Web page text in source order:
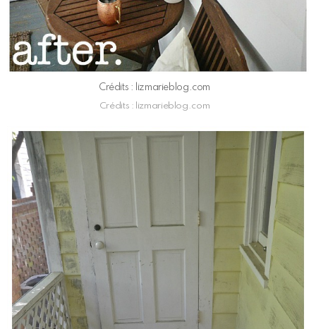
Crédits : lizmarieblog.com
Crédits : lizmarieblog.com